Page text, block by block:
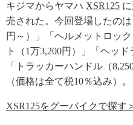
キジマからヤマハ XSR125
売された。今回登場したの
円～）」「ヘルメットロッ
ト（1万3,200円）」「ヘッ
「トラッカーハンドル（
（価格は全て税10％込み）。
XSR125をグーバイクで探す